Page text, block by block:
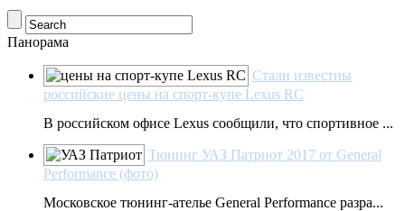
Панорама
Стали известны
российские цены на спорт-купе Lexus RC
В российском офисе Lexus сообщили, что спортивное ...
Тюнинг УАЗ Патриот 2017 от General
Performance (фото)
Московское тюнинг-ателье General Performance разра...